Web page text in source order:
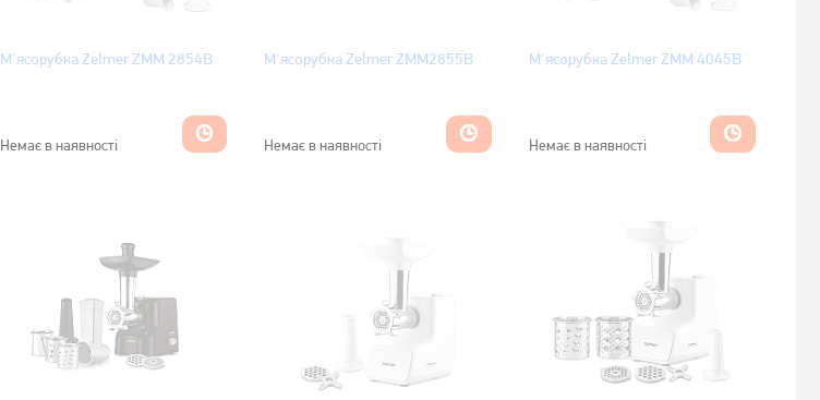
М'ясорубка Zelmer ZMM 2854B
Немає в наявності
М'ясорубка Zelmer ZMM2855B
Немає в наявності
М'ясорубка Zelmer ZMM 4045B
Немає в наявності